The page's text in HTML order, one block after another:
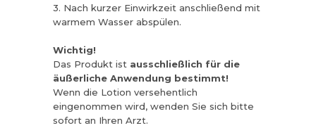
3. Nach kurzer Einwirkzeit anschließend mit
warmem Wasser abspülen.
Wichtig!
Das Produkt ist ausschließlich für die
äußerliche Anwendung bestimmt!
Wenn die Lotion versehentlich
eingenommen wird, wenden Sie sich bitte
sofort an Ihren Arzt.